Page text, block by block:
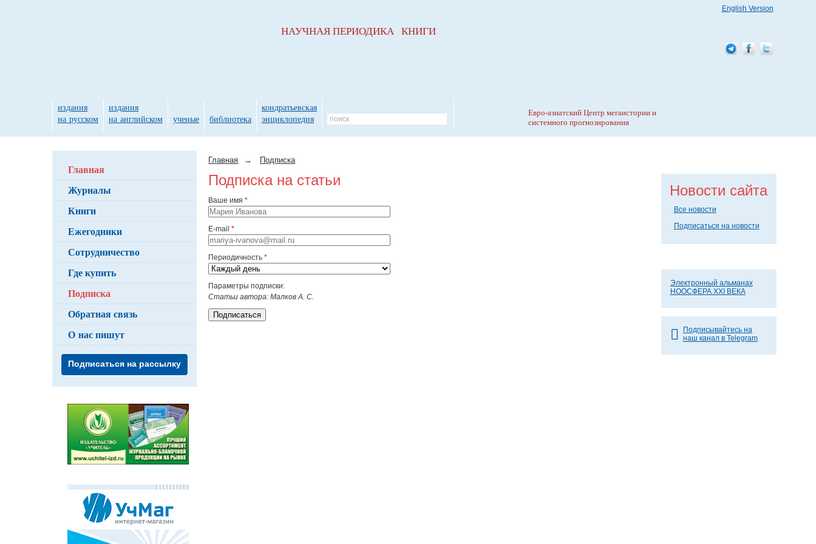
Главная → Подписка
Подписка на статьи
Ваше имя*
E-mail*
Периодичность*
Параметры подписки:
Статьи автора: Малков А. С.
Подписаться
Главная
Журналы
Книги
Ежегодники
Сотрудничество
Где купить
Подписка
Обратная связь
О нас пишут
Подписаться на рассылку
Новости сайта
Все новости
Подписаться на новости
Электронный альманах
НООСФЕРА XXI ВЕКА
Подписывайтесь на
наш канал в Telegram
НАУЧНАЯ ПЕРИОДИКА КНИГИ
издания
на русском
издания
на английском
ученые библиотека
кондратьевская
энциклопедия
Евро-азиатский Центр мегаистории и
системного прогнозирования
English Version